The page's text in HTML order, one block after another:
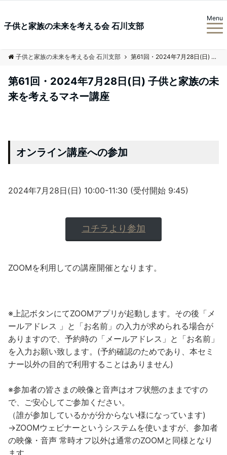
子供と家族の未来を考える会 石川支部
Menu
子供と家族の未来を考える会 石川支部 第61回・2024年7月28日(日) 子供と家族の未来を考えるマネー講座
第61回・2024年7月28日(日) 子供と家族の未
来を考えるマネー講座
オンライン講座への参加
2024年7月28日(日) 10:00-11:30 (受付開始 9:45)
コチラより参加
ZOOMを利用しての講座開催となります。
※上記ボタンにてZOOMアプリが起動します。その後「メ
ールアドレス 」と「お名前」の入力が求められる場合が
ありますので、予約時の「メールアドレス」と「お名前」
を入力お願い致します。(予約確認のためであり、本セミ
ナー以外の目的で利用することはありません)
※参加者の皆さまの映像と音声はオフ状態のままですの
で、ご安心してご参加ください。
（誰が参加しているかが分からない様になっています)
→ZOOMウェビナーというシステムを使いますが、参加者
の映像・音声 常時オフ以外は通常のZOOMと同様となり
ます。